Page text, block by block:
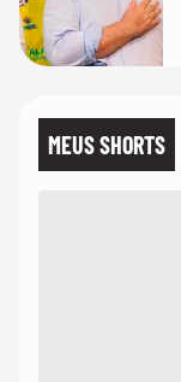
MEUS SHORTS